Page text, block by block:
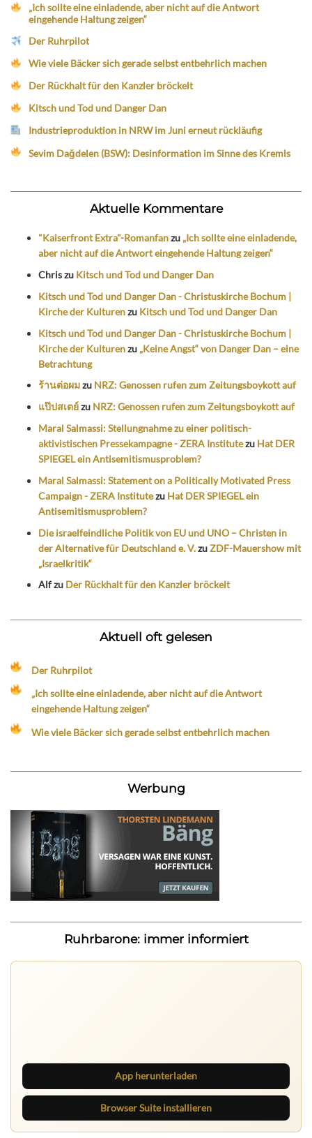
„Ich sollte eine einladende, aber nicht auf die Antwort
eingehende Haltung zeigen“
Der Ruhrpilot
Wie viele Bäcker sich gerade selbst entbehrlich machen
Der Rückhalt für den Kanzler bröckelt
Kitsch und Tod und Danger Dan
Industrieproduktion in NRW im Juni erneut rückläufig
Sevim Dağdelen (BSW): Desinformation im Sinne des Kremls
Aktuelle Kommentare
"Kaiserfront Extra"-Romanfanzu „Ich sollte eine einladende,
aber nicht auf die Antwort eingehende Haltung zeigen“
Chriszu Kitsch und Tod und Danger Dan
Kitsch und Tod und Danger Dan - Christuskirche Bochum |
Kirche der Kulturenzu Kitsch und Tod und Danger Dan
Kitsch und Tod und Danger Dan - Christuskirche Bochum |
Kirche der Kulturenzu „Keine Angst“ von Danger Dan – eine
Betrachtung
ร้านต่อผมzu NRZ: Genossen rufen zum Zeitungsboykott auf
แป๊ปสเตย์zu NRZ: Genossen rufen zum Zeitungsboykott auf
Maral Salmassi: Stellungnahme zu einer politisch-
aktivistischen Pressekampagne - ZERA Institutezu Hat DER
SPIEGEL ein Antisemitismusproblem?
Maral Salmassi: Statement on a Politically Motivated Press
Campaign - ZERA Institutezu Hat DER SPIEGEL ein
Antisemitismusproblem?
Die israelfeindliche Politik von EU und UNO – Christen in
der Alternative für Deutschland e. V.zuZDF-Mauershow mit
„Israelkritik“
Alfzu Der Rückhalt für den Kanzler bröckelt
Aktuell oft gelesen
Der Ruhrpilot
„Ich sollte eine einladende, aber nicht auf die Antwort
eingehende Haltung zeigen“
Wie viele Bäcker sich gerade selbst entbehrlich machen
Werbung
Ruhrbarone: immer informiert
App herunterladen
Browser Suite installieren